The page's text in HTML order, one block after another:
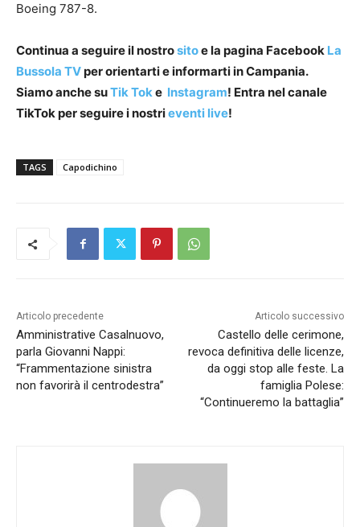
Boeing 787-8.
Continua a seguire il nostrositoe la pagina Facebook La
Bussola TVper orientarti e informarti in Campania.
Siamo anche suTik Toke Instagram! Entra nel canale
TikTok per seguire i nostrieventi live!
TAGS Capodichino
Articolo precedente
Amministrative Casalnuovo,
parla Giovanni Nappi:
“Frammentazione sinistra
non favorirà il centrodestra”
Articolo successivo
Castello delle cerimone,
revoca definitiva delle licenze,
da oggi stop alle feste. La
famiglia Polese:
“Continueremo la battaglia”